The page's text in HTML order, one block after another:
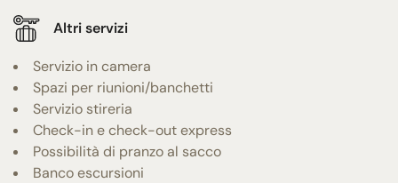
Altri servizi
Servizio in camera
Spazi per riunioni/banchetti
Servizio stireria
Check-in e check-out express
Possibilità di pranzo al sacco
Banco escursioni